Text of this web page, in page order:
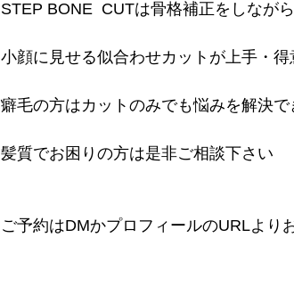
STEP BONE  CUTは骨格補正をしなが
小顔に見せる似合わせカットが上手・得
癖毛の方はカットのみでも悩みを解決で
髪質でお困りの方は是非ご相談下さい
ご予約はDMかプロフィールのURLより